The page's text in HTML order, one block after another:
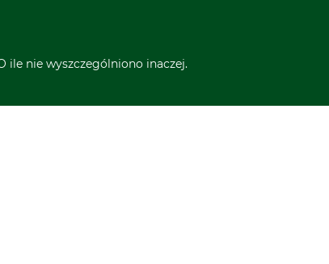
ile nie wyszczególniono inaczej.